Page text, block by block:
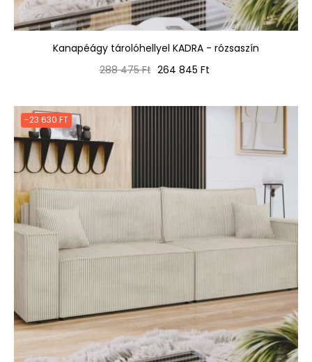
Kanapéágy tárolóhellyel KADRA - rózsaszín
Normál
288 475 Ft Ár
264 845 Ft
-23 630 FT